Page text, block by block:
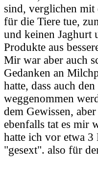
sind, verglichen mit
für die Tiere tue,
und keinen Jaghurt
Produkte aus
Mir war aber auch
Gedanken an
hatte, dass auch
weggenommen
dem Gewissen,
ebenfalls tat es mir
hatte ich vor etwa
"gesext". also für